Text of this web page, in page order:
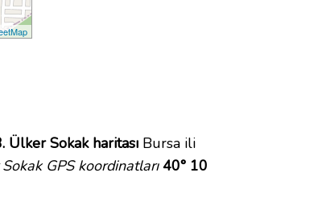
Ülker Sokak haritası Bursa ili
GPS koordinatları 40° 10